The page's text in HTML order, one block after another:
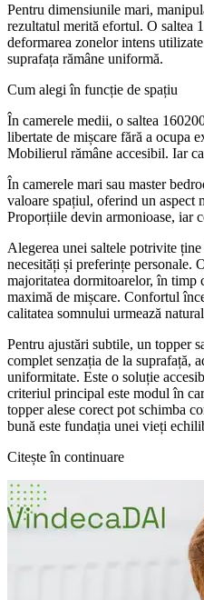
Pentru dimensiunile mari,
rezultatul merită efortul. O saltea
deformarea zonelor intens
suprafața rămâne uniformă.
Cum alegi în funcție de spațiu
În camerele medii, o saltea
libertate de mișcare fără a ocupa
Mobilierul rămâne accesibil. Iar
În camerele mari sau master
valoare spațiul, oferind un aspect
Proporțiile devin armonioase, iar
Alegerea unei saltele potrivite
necesități și preferințe personale.
majoritatea dormitoarelor, în timp
maximă de mișcare. Confortul
calitatea somnului urmează
Pentru ajustări subtile, un topper
complet senzația de la suprafață,
uniformitate. Este o soluție
criteriul principal este modul în
topper alese corect pot schimba
bună este fundația unei vieți
Citește în continuare